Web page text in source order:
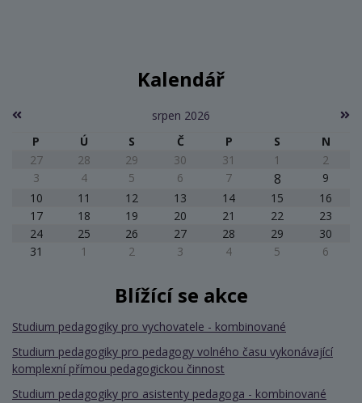
Kalendář
srpen 2026
P
Ú S Č P S
N
27
28 29 30 31 1
2
3
4 5 6 7 8
9
10
11 12 13 14 15
16
17
18 19 20 21 22
23
24
25 26 27 28 29
30
31
1 2 3 4 5 6
Blížící se akce
Studium pedagogiky pro vychovatele - kombinované
Studium pedagogiky pro pedagogy volného času vykonávající
komplexní přímou pedagogickou činnost
Studium pedagogiky pro asistenty pedagoga - kombinované